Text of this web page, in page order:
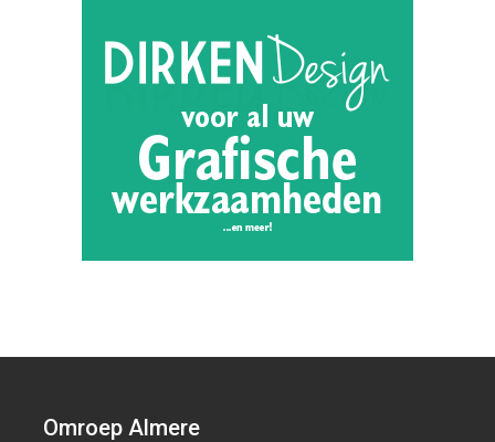
Omroep Almere